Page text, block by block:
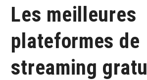
Les meilleures
plateformes de
streaming